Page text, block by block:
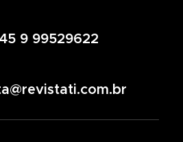
45 9 99529622